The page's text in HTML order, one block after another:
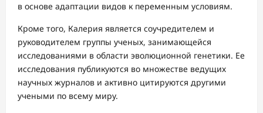
в основе адаптации видов к переменным условиям.
Кроме того, Калерия является соучредителем и
руководителем группы ученых, занимающейся
исследованиями в области эволюционной генетики. Ее
исследования публикуются во множестве ведущих
научных журналов и активно цитируются другими
учеными по всему миру.